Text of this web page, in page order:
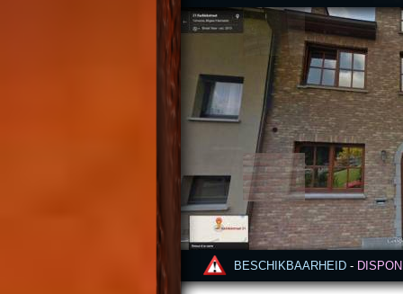
BESCHIKBAARHEID -